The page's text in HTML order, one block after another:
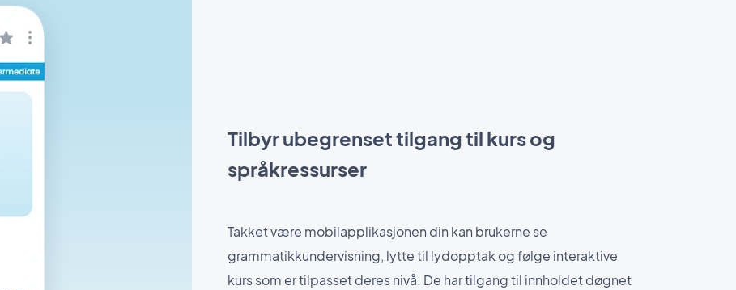
Tilbyr ubegrenset tilgang til kurs og
språkressurser
Takket være mobilapplikasjonen din kan brukerne se
grammatikkundervisning, lytte til lydopptak og følge interaktive
kurs som er tilpasset deres nivå. De har tilgang til innholdet døgnet